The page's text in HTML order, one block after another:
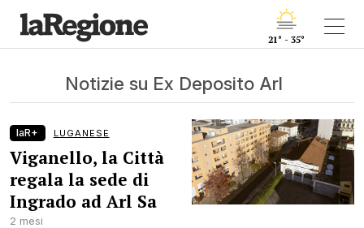
21° - 35°
Notizie su Ex Deposito Arl
laR+ LUGANESE
Viganello, la Città
regala la sede di
Ingrado ad Arl Sa
2 mesi